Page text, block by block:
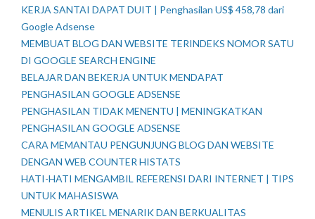
KERJA SANTAI DAPAT DUIT | Penghasilan US$ 458,78 dari
Google Adsense
MEMBUAT BLOG DAN WEBSITE TERINDEKS NOMOR SATU
DI GOOGLE SEARCH ENGINE
BELAJAR DAN BEKERJA UNTUK MENDAPAT
PENGHASILAN GOOGLE ADSENSE
PENGHASILAN TIDAK MENENTU | MENINGKATKAN
PENGHASILAN GOOGLE ADSENSE
CARA MEMANTAU PENGUNJUNG BLOG DAN WEBSITE
DENGAN WEB COUNTER HISTATS
HATI-HATI MENGAMBIL REFERENSI DARI INTERNET | TIPS
UNTUK MAHASISWA
MENULIS ARTIKEL MENARIK DAN BERKUALITAS